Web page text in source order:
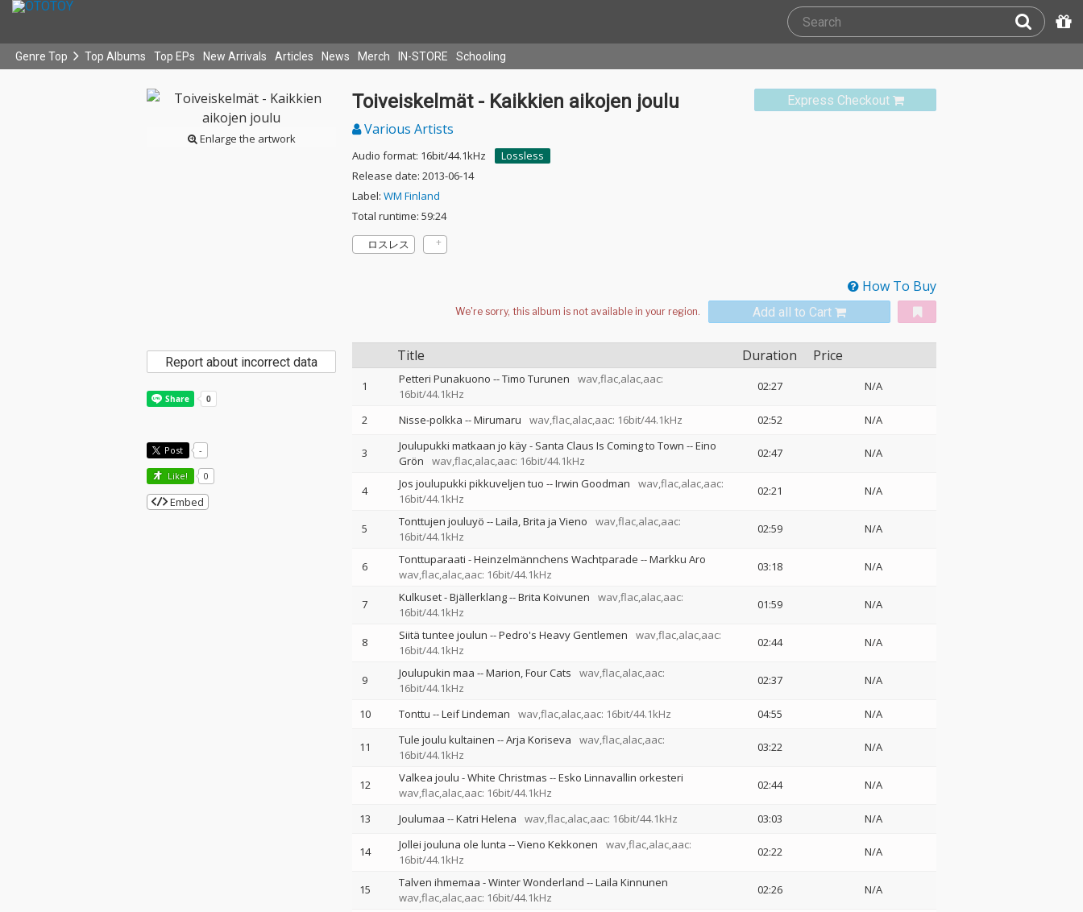
Genre Top Top Albums Top EPs New Arrivals Articles News Merch IN-STORE Schooling
Enlarge the artwork
Express Checkout
Toiveiskelmät - Kaikkien aikojen joulu
Various Artists
Audio format: 16bit/44.1kHz
Lossless
Release date: 2013-06-14
Label: WM Finland
Total runtime: 59:24
ロスレス
How To Buy
Add all to Cart
Title Duration Price
1 Petteri Punakuono --Timo Turunen
wav,flac,alac,aac:
16bit/44.1kHz
02:27 N/A
2 Nisse-polkka --Mirumaru wav,flac,alac,aac: 16bit/44.1kHz 02:52 N/A
3 Joulupukki matkaan jo käy - Santa Claus Is Coming to Town --Eino
Grön
wav,flac,alac,aac: 16bit/44.1kHz
02:47 N/A
4 Jos joulupukki pikkuveljen tuo --Irwin Goodman
wav,flac,alac,aac:
16bit/44.1kHz
02:21 N/A
5 Tonttujen jouluyö --Laila, Brita ja Vieno
wav,flac,alac,aac:
16bit/44.1kHz
02:59 N/A
6 Tonttuparaati - Heinzelmännchens Wachtparade --Markku Aro
wav,flac,alac,aac: 16bit/44.1kHz
03:18 N/A
7 Kulkuset - Bjällerklang--Brita Koivunen
wav,flac,alac,aac:
16bit/44.1kHz
01:59 N/A
8 Siitä tuntee joulun --Pedro's Heavy Gentlemen
wav,flac,alac,aac:
16bit/44.1kHz
02:44 N/A
9 Joulupukin maa --Marion Four Cats
wav,flac,alac,aac:
16bit/44.1kHz
02:37 N/A
10 Tonttu --Leif Lindeman wav,flac,alac,aac: 16bit/44.1kHz 04:55 N/A
11 Tule joulu kultainen --Arja Koriseva
wav,flac,alac,aac:
16bit/44.1kHz
03:22 N/A
12 Valkea joulu - White Christmas --Esko Linnavallin orkesteri
wav,flac,alac,aac: 16bit/44.1kHz
02:44 N/A
13 Joulumaa --Katri Helena wav,flac,alac,aac: 16bit/44.1kHz 03:03 N/A
14 Jollei jouluna ole lunta --Vieno Kekkonen
wav,flac,alac,aac:
16bit/44.1kHz
02:22 N/A
15 Talven ihmemaa - Winter Wonderland --Laila Kinnunen
wav,flac,alac,aac: 16bit/44.1kHz
02:26 N/A
Report about incorrect data
Post -
Like! 0
Embed